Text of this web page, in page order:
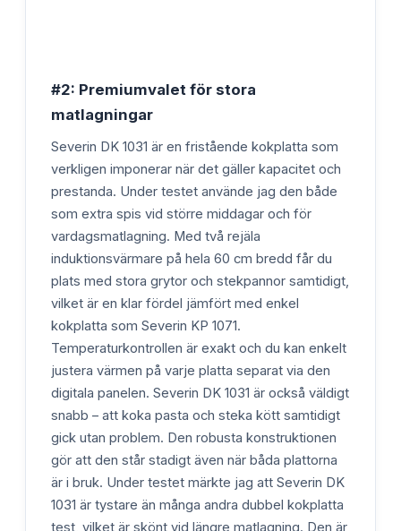
#2: Premiumvalet för stora
matlagningar
Severin DK 1031 är en fristående kokplatta som
verkligen imponerar när det gäller kapacitet och
prestanda. Under testet använde jag den både
som extra spis vid större middagar och för
vardagsmatlagning. Med två rejäla
induktionsvärmare på hela 60 cm bredd får du
plats med stora grytor och stekpannor samtidigt,
vilket är en klar fördel jämfört med enkel
kokplatta som Severin KP 1071.
Temperaturkontrollen är exakt och du kan enkelt
justera värmen på varje platta separat via den
digitala panelen. Severin DK 1031 är också väldigt
snabb – att koka pasta och steka kött samtidigt
gick utan problem. Den robusta konstruktionen
gör att den står stadigt även när båda plattorna
är i bruk. Under testet märkte jag att Severin DK
1031 är tystare än många andra dubbel kokplatta
test, vilket är skönt vid längre matlagning. Den är